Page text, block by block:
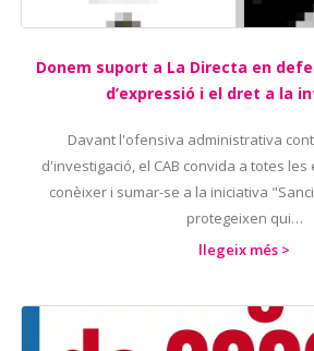
Donem suport a La Directa en
d’expressió i el dret a la
Davant l'ofensiva administrativa
d'investigació, el CAB convida a totes
conèixer i sumar-se a la iniciativa
protegeixen qui…
llegeix més >